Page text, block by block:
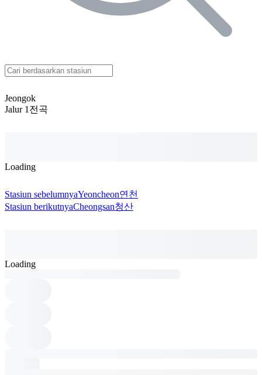
Jeongok
Jalur 1 전곡
Loading
Stasiun sebelumnyaYeoncheon연천
Stasiun berikutnyaCheongsan청산
Loading